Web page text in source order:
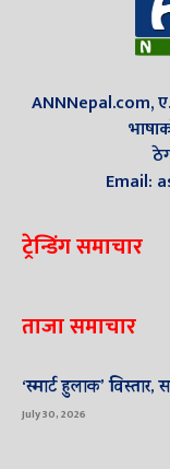
ANNNepal.com, ए.
Email:
ट्रेन्डिंग समाचार
ताजा समाचार
‘स्मार्ट हुलाक’
July 30, 2026